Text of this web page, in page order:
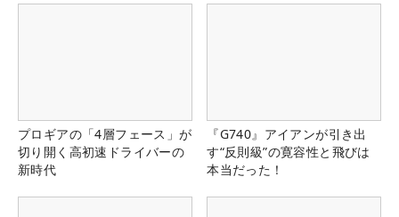
プロギアの「4層フェース」が
切り開く高初速ドライバーの
新時代
『G740』アイアンが引き出
す“反則級”の寛容性と飛びは
本当だった！